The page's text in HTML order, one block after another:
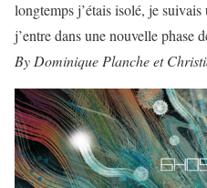
longtemps j’étais isolé, je
j’entre dans une nouvelle phase
By Dominique Planche et